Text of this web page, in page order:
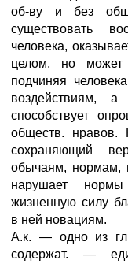
об-ву и без
существовать
человека,
целом, но может
подчиняя
воздействиям,
способствует
обществ. нравов.
сохраняющий
обычаям, нормам,
нарушает
жизненную силу
в ней новациям.
А.к. — одно из гл.
содержат. —